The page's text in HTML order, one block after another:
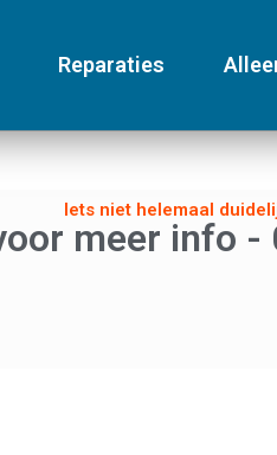
Reparaties
Iets niet helemaal
meer info -